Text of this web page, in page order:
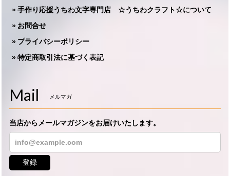
手作り応援うちわ文字専門店 ☆うちわクラフト☆について
お問合せ
プライバシーポリシー
特定商取引法に基づく表記
Mail メルマガ
当店からメールマガジンをお届けいたします。
登録